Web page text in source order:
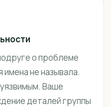
о проблеме
имена не называла.
Ваше
деталей группы